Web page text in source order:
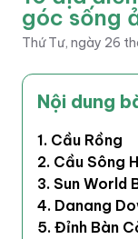
góc sống
Thứ Tư, ngày 26
Nội dung
1. Cầu Rồng
2. Cầu Sông
3. Sun World
4. Danang
5. Đỉnh Bàn